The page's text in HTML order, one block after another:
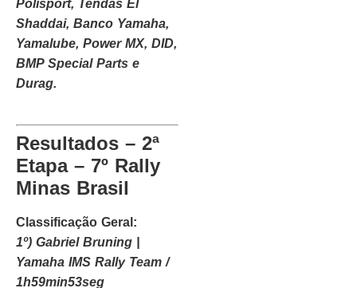
Polisport, Tendas El
Shaddai, Banco Yamaha,
Yamalube, Power MX, DID,
BMP Special Parts e
Durag.
Resultados – 2ª
Etapa – 7º Rally
Minas Brasil
Classificação Geral:
1º) Gabriel Bruning |
Yamaha IMS Rally Team /
1h59min53seg